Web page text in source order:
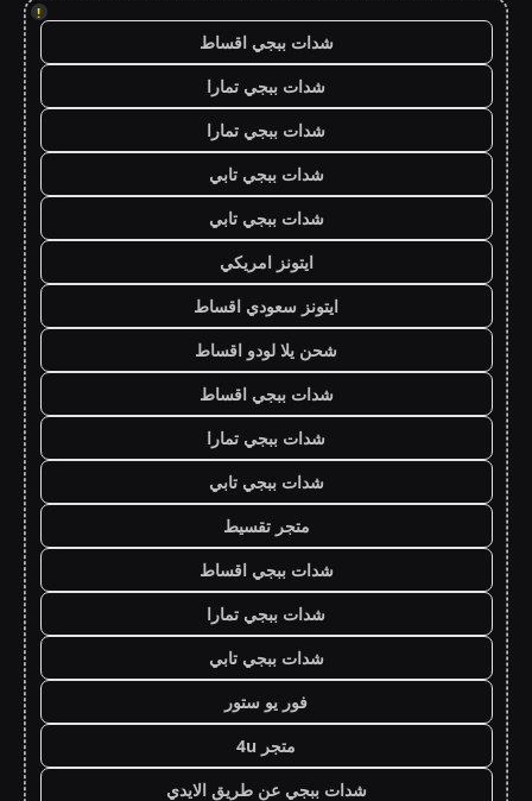
!
شدات ببجي اقساط
شدات ببجي تمارا
شدات ببجي تمارا
شدات ببجي تابي
شدات ببجي تابي
ايتونز امريكي
ايتونز سعودي اقساط
شحن يلا لودو اقساط
شدات ببجي اقساط
شدات ببجي تمارا
شدات ببجي تابي
متجر تقسيط
شدات ببجي اقساط
شدات ببجي تمارا
شدات ببجي تابي
فور يو ستور
متجر 4u
شدات ببجي عن طريق الايدي